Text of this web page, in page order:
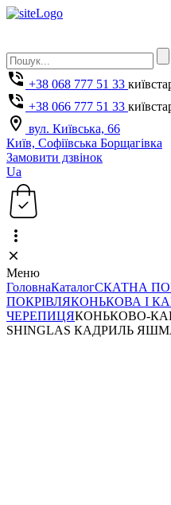
+38 068 777 51 33
+38 066 777 51 33
вул. Київська, 66
Київ, Софіївська Борщагівка
Замовити дзвінок
Ua
Меню
ГоловнаКаталогСКАТНА
ПОКРІВЛЯКОНЬКОВА І
ЧЕРЕПИЦЯКОНЬКОВО-
SHINGLAS КАДРИЛЬ